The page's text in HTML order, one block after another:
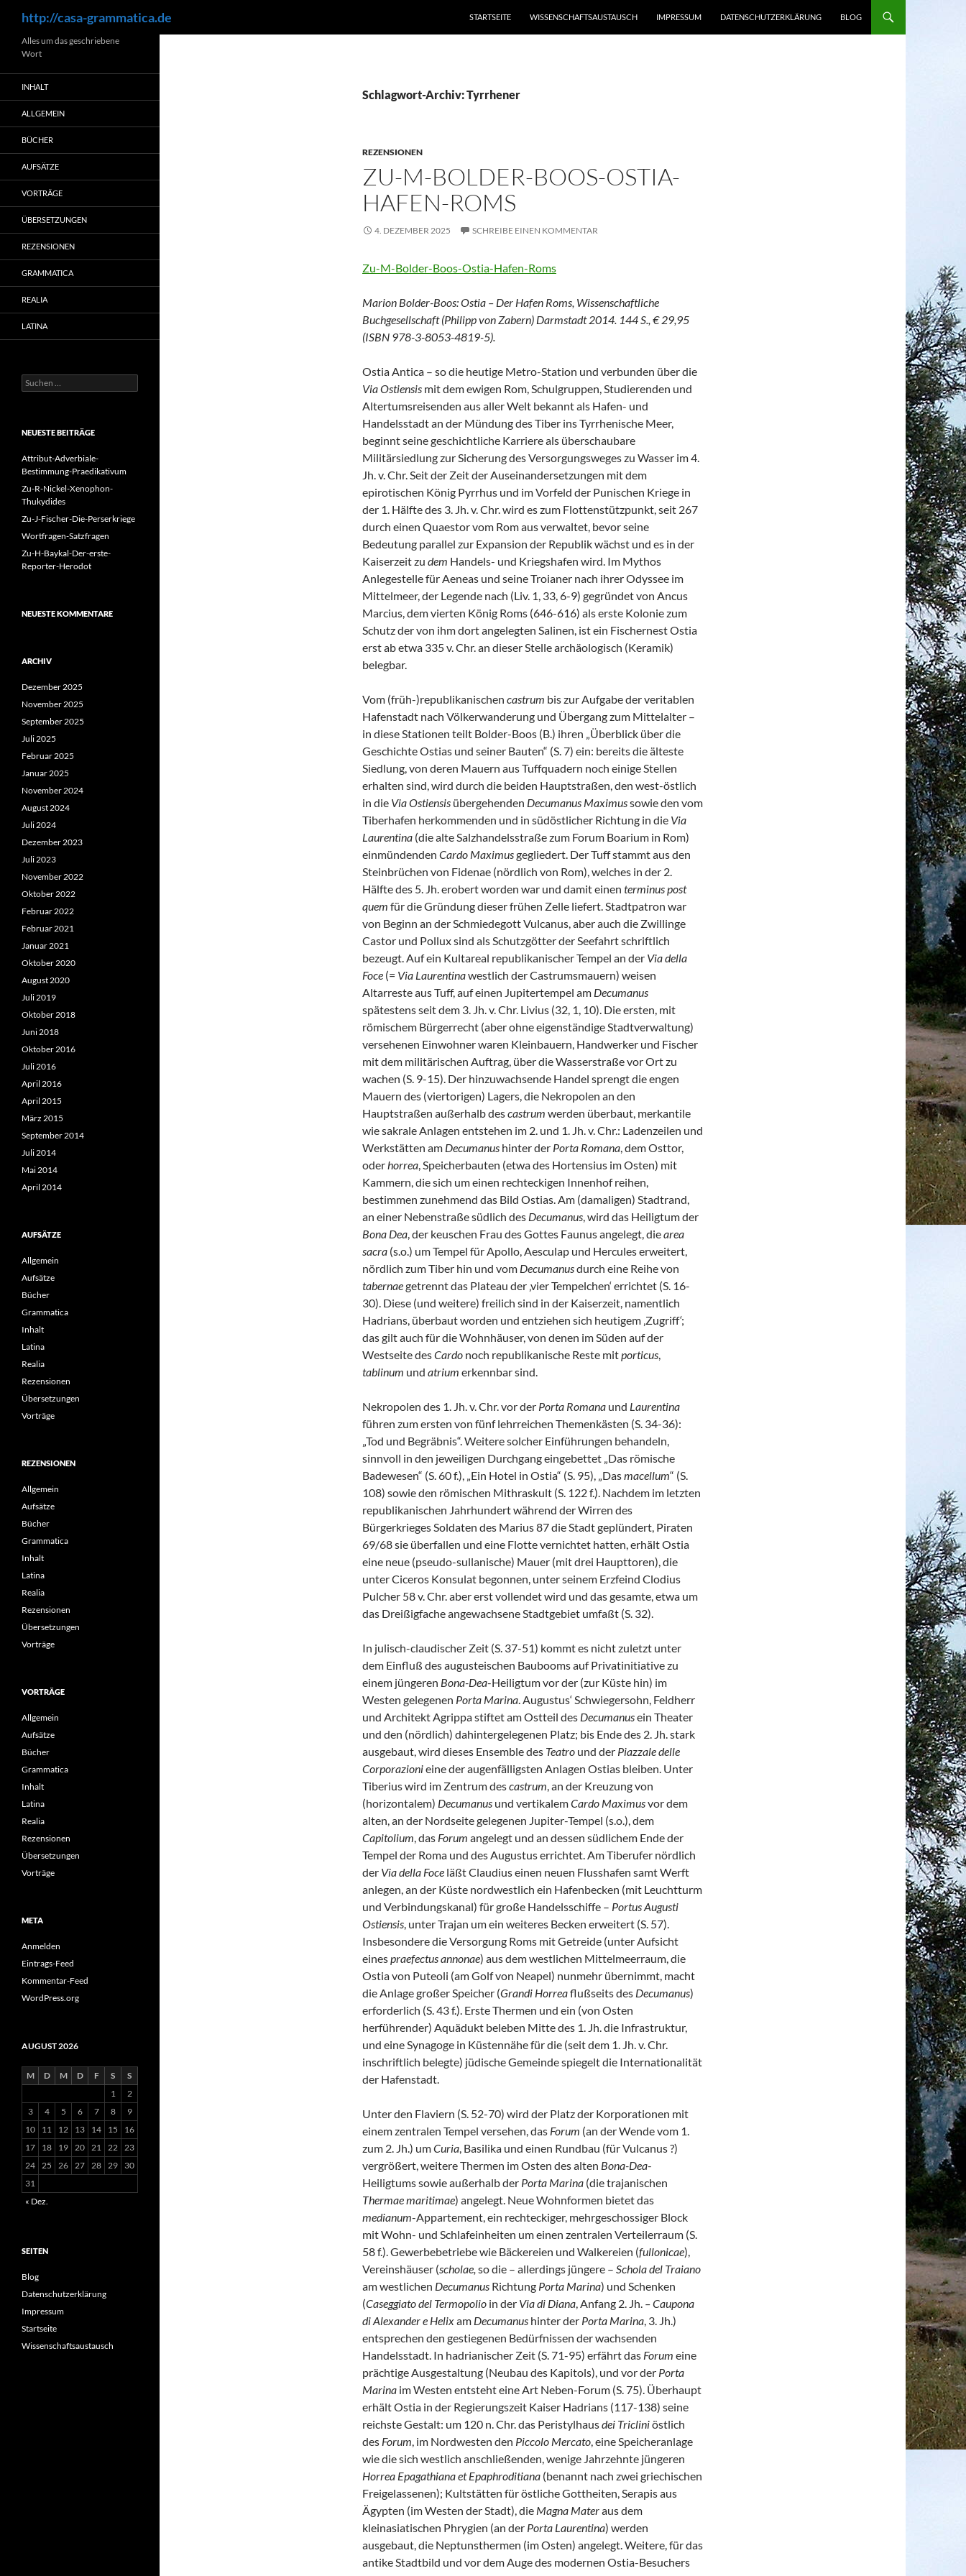
Zum
Inhalt
springen
http://casa-grammatica.de STARTSEITE WISSENSCHAFTSAUSTAUSCH IMPRESSUM DATENSCHUTZERKLÄRUNG BLOG
Schlagwort-Archiv: Tyrrhener
REZENSIONEN
ZU-M-BOLDER-BOOS-OSTIA-
HAFEN-ROMS
4. DEZEMBER 2025 SCHREIBE EINEN KOMMENTAR
Zu-M-Bolder-Boos-Ostia-Hafen-Roms
Marion Bolder-Boos: Ostia – Der Hafen Roms, Wissenschaftliche
Buchgesellschaft (Philipp von Zabern) Darmstadt 2014. 144 S., € 29,95
(ISBN 978-3-8053-4819-5).
Ostia Antica – so die heutige Metro-Station und verbunden über die
Via Ostiensis mit dem ewigen Rom, Schulgruppen, Studierenden und
Altertumsreisenden aus aller Welt bekannt als Hafen- und
Handelsstadt an der Mündung des Tiber ins Tyrrhenische Meer,
beginnt seine geschichtliche Karriere als überschaubare
Militärsiedlung zur Sicherung des Versorgungsweges zu Wasser im 4.
Jh. v. Chr. Seit der Zeit der Auseinandersetzungen mit dem
epirotischen König Pyrrhus und im Vorfeld der Punischen Kriege in
der 1. Hälfte des 3. Jh. v. Chr. wird es zum Flottenstützpunkt, seit 267
durch einen Quaestor vom Rom aus verwaltet, bevor seine
Bedeutung parallel zur Expansion der Republik wächst und es in der
Kaiserzeit zu dem Handels- und Kriegshafen wird. Im Mythos
Anlegestelle für Aeneas und seine Troianer nach ihrer Odyssee im
Mittelmeer, der Legende nach (Liv. 1, 33, 6-9) gegründet von Ancus
Marcius, dem vierten König Roms (646-616) als erste Kolonie zum
Schutz der von ihm dort angelegten Salinen, ist ein Fischernest Ostia
erst ab etwa 335 v. Chr. an dieser Stelle archäologisch (Keramik)
belegbar.
Vom (früh-)republikanischen castrum bis zur Aufgabe der veritablen
Hafenstadt nach Völkerwanderung und Übergang zum Mittelalter –
in diese Stationen teilt Bolder-Boos (B.) ihren „Überblick über die
Geschichte Ostias und seiner Bauten“ (S. 7) ein: bereits die älteste
Siedlung, von deren Mauern aus Tuffquadern noch einige Stellen
erhalten sind, wird durch die beiden Hauptstraßen, den west-östlich
in die Via Ostiensis übergehenden Decumanus Maximussowie den vom
Tiberhafen herkommenden und in südöstlicher Richtung in die Via
Laurentina (die alte Salzhandelsstraße zum Forum Boarium in Rom)
einmündenden Cardo Maximusgegliedert. Der Tuff stammt aus den
Steinbrüchen von Fidenae (nördlich von Rom), welches in der 2.
Hälfte des 5. Jh. erobert worden war und damit einen terminus post
quem für die Gründung dieser frühen Zelle liefert. Stadtpatron war
von Beginn an der Schmiedegott Vulcanus, aber auch die Zwillinge
Castor und Pollux sind als Schutzgötter der Seefahrt schriftlich
bezeugt. Auf ein Kultareal republikanischer Tempel an der Via della
Foce (= Via Laurentinawestlich der Castrumsmauern) weisen
Altarreste aus Tuff, auf einen Jupitertempel am Decumanus
spätestens seit dem 3. Jh. v. Chr. Livius (32, 1, 10). Die ersten, mit
römischem Bürgerrecht (aber ohne eigenständige Stadtverwaltung)
versehenen Einwohner waren Kleinbauern, Handwerker und Fischer
mit dem militärischen Auftrag, über die Wasserstraße vor Ort zu
wachen (S. 9-15). Der hinzuwachsende Handel sprengt die engen
Mauern des (viertorigen) Lagers, die Nekropolen an den
Hauptstraßen außerhalb descastrum werden überbaut, merkantile
wie sakrale Anlagen entstehen im 2. und 1. Jh. v. Chr.: Ladenzeilen und
Werkstätten am Decumanus hinter der Porta Romana, dem Osttor,
oderhorrea, Speicherbauten (etwa des Hortensius im Osten) mit
Kammern, die sich um einen rechteckigen Innenhof reihen,
bestimmen zunehmend das Bild Ostias. Am (damaligen) Stadtrand,
an einer Nebenstraße südlich des Decumanus, wird das Heiligtum der
Bona Dea, der keuschen Frau des Gottes Faunus angelegt, diearea
sacra (s.o.) um Tempel für Apollo, Aesculap und Hercules erweitert,
nördlich zum Tiber hin und vom Decumanusdurch eine Reihe von
tabernaegetrennt das Plateau der ‚vier Tempelchen‘ errichtet (S. 16-
30). Diese (und weitere) freilich sind in der Kaiserzeit, namentlich
Hadrians, überbaut worden und entziehen sich heutigem ‚Zugriff‘;
das gilt auch für die Wohnhäuser, von denen im Süden auf der
Westseite desCardo noch republikanische Reste mitporticus,
tablinum und atrium erkennbar sind.
Nekropolen des 1. Jh. v. Chr. vor der Porta Romana und Laurentina
führen zum ersten von fünf lehrreichen Themenkästen (S. 34-36):
„Tod und Begräbnis“. Weitere solcher Einführungen behandeln,
sinnvoll in den jeweiligen Durchgang eingebettet „Das römische
Badewesen“ (S. 60 f.), „Ein Hotel in Ostia“ (S. 95), „Dasmacellum“ (S.
108) sowie den römischen Mithraskult (S. 122 f.). Nachdem im letzten
republikanischen Jahrhundert während der Wirren des
Bürgerkrieges Soldaten des Marius 87 die Stadt geplündert, Piraten
69/68 sie überfallen und eine Flotte vernichtet hatten, erhält Ostia
eine neue (pseudo-sullanische) Mauer (mit drei Haupttoren), die
unter Ciceros Konsulat begonnen, unter seinem Erzfeind Clodius
Pulcher 58 v. Chr. aber erst vollendet wird und das gesamte, etwa um
das Dreißigfache angewachsene Stadtgebiet umfaßt (S. 32).
In julisch-claudischer Zeit (S. 37-51) kommt es nicht zuletzt unter
dem Einfluß des augusteischen Baubooms auf Privatinitiative zu
einem jüngeren Bona-Dea-Heiligtum vor der (zur Küste hin) im
Westen gelegenen Porta Marina. Augustus‘ Schwiegersohn, Feldherr
und Architekt Agrippa stiftet am Ostteil des Decumanusein Theater
und den (nördlich) dahintergelegenen Platz; bis Ende des 2. Jh. stark
ausgebaut, wird dieses Ensemble des Teatro und der Piazzale delle
Corporazionieine der augenfälligsten Anlagen Ostias bleiben. Unter
Tiberius wird im Zentrum descastrum, an der Kreuzung von
(horizontalem) Decumanus und vertikalemCardo Maximusvor dem
alten, an der Nordseite gelegenen Jupiter-Tempel (s.o.), dem
Capitolium, das Forum angelegt und an dessen südlichem Ende der
Tempel der Roma und des Augustus errichtet. Am Tiberufer nördlich
der Via della Foce läßt Claudius einen neuen Flusshafen samt Werft
anlegen, an der Küste nordwestlich ein Hafenbecken (mit Leuchtturm
und Verbindungskanal) für große Handelsschiffe – Portus Augusti
Ostiensis, unter Trajan um ein weiteres Becken erweitert (S. 57).
Insbesondere die Versorgung Roms mit Getreide (unter Aufsicht
einespraefectus annonae) aus dem westlichen Mittelmeerraum, die
Ostia von Puteoli (am Golf von Neapel) nunmehr übernimmt, macht
die Anlage großer Speicher (Grandi Horreaflußseits des Decumanus)
erforderlich (S. 43 f.). Erste Thermen und ein (von Osten
herführender) Aquädukt beleben Mitte des 1. Jh. die Infrastruktur,
und eine Synagoge in Küstennähe für die (seit dem 1. Jh. v. Chr.
inschriftlich belegte) jüdische Gemeinde spiegelt die Internationalität
der Hafenstadt.
Unter den Flaviern (S. 52-70) wird der Platz der Korporationen mit
einem zentralen Tempel versehen, das Forum (an der Wende vom 1.
zum 2. Jh.) umCuria, Basilika und einen Rundbau (für Vulcanus ?)
vergrößert, weitere Thermen im Osten des alten Bona-Dea-
Heiligtums sowie außerhalb der Porta Marina (die trajanischen
Thermae maritimae) angelegt. Neue Wohnformen bietet das
medianum-Appartement, ein rechteckiger, mehrgeschossiger Block
mit Wohn- und Schlafeinheiten um einen zentralen Verteilerraum (S.
58 f.). Gewerbebetriebe wie Bäckereien und Walkereien (fullonicae),
Vereinshäuser (scholae, so die – allerdings jüngere – Schola del Traiano
am westlichen Decumanus Richtung Porta Marina) und Schenken
(Caseggiato del Termopolio in der Via di Diana, Anfang 2. Jh. – Caupona
di Alexander e Helixam Decumanus hinter der Porta Marina, 3. Jh.)
entsprechen den gestiegenen Bedürfnissen der wachsenden
Handelsstadt. In hadrianischer Zeit (S. 71-95) erfährt das Forum eine
prächtige Ausgestaltung (Neubau des Kapitols), und vor der Porta
Marina im Westen entsteht eine Art Neben-Forum (S. 75). Überhaupt
erhält Ostia in der Regierungszeit Kaiser Hadrians (117-138) seine
reichste Gestalt: um 120 n. Chr. das Peristylhausdei Tricliniöstlich
des Forum, im Nordwesten den Piccolo Mercato, eine Speicheranlage
wie die sich westlich anschließenden, wenige Jahrzehnte jüngeren
Horrea Epagathiana et Epaphroditiana (benannt nach zwei griechischen
Freigelassenen); Kultstätten für östliche Gottheiten, Serapis aus
Ägypten (im Westen der Stadt), die Magna Materaus dem
kleinasiatischen Phrygien (an der Porta Laurentina) werden
ausgebaut, die Neptunsthermen (im Osten) angelegt. Weitere, für das
antike Stadtbild und vor dem Auge des modernen Ostia-Besuchers
Alles um das geschriebene
Wort
INHALT
ALLGEMEIN
BÜCHER
AUFSÄTZE
VORTRÄGE
ÜBERSETZUNGEN
REZENSIONEN
GRAMMATICA
REALIA
LATINA
Suchen
nach:
NEUESTE BEITRÄGE
Attribut-Adverbiale-
Bestimmung-Praedikativum
Zu-R-Nickel-Xenophon-
Thukydides
Zu-J-Fischer-Die-Perserkriege
Wortfragen-Satzfragen
Zu-H-Baykal-Der-erste-
Reporter-Herodot
NEUESTE KOMMENTARE
ARCHIV
Dezember 2025
November 2025
September 2025
Juli 2025
Februar 2025
Januar 2025
November 2024
August 2024
Juli 2024
Dezember 2023
Juli 2023
November 2022
Oktober 2022
Februar 2022
Februar 2021
Januar 2021
Oktober 2020
August 2020
Juli 2019
Oktober 2018
Juni 2018
Oktober 2016
Juli 2016
April 2016
April 2015
März 2015
September 2014
Juli 2014
Mai 2014
April 2014
AUFSÄTZE
Allgemein
Aufsätze
Bücher
Grammatica
Inhalt
Latina
Realia
Rezensionen
Übersetzungen
Vorträge
REZENSIONEN
Allgemein
Aufsätze
Bücher
Grammatica
Inhalt
Latina
Realia
Rezensionen
Übersetzungen
Vorträge
VORTRÄGE
Allgemein
Aufsätze
Bücher
Grammatica
Inhalt
Latina
Realia
Rezensionen
Übersetzungen
Vorträge
META
Anmelden
Eintrags-Feed
Kommentar-Feed
WordPress.org
AUGUST 2026
M D M D F S
S
1
2
3
4 5 6 7 8
9
10
11 12 13 14 15
16
17
18 19 20 21 22 23
24 25 26 27 28 29
30
31
« Dez.
SEITEN
Blog
Datenschutzerklärung
Impressum
Startseite
Wissenschaftsaustausch